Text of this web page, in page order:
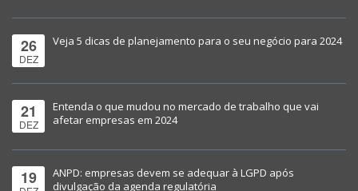
26
DEZ
Veja 5 dicas de planejamento para o seu negócio para 2024
21
DEZ
Entenda o que mudou no mercado de trabalho que vai
afetar empresas em 2024
19
ANPD: empresas devem se adequar à LGPD após
divulgação da agenda regulatória